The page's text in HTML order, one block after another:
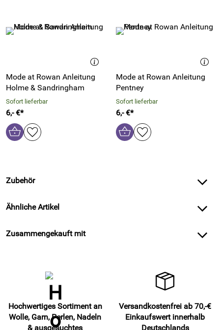
Mode at Rowan Anleitung
Holme & Sandringham
Sofort lieferbar
6,- €*
Mode at Rowan Anleitung
Pentney
Sofort lieferbar
6,- €*
Zubehör
Ähnliche Artikel
Zusammengekauft mit
Hochwertiges Sortiment an
Wolle, Garn, Perlen, Nadeln
& ausgesuchtes
Versandkostenfrei ab 70,-€
Einkaufswert innerhalb
Deutschlands